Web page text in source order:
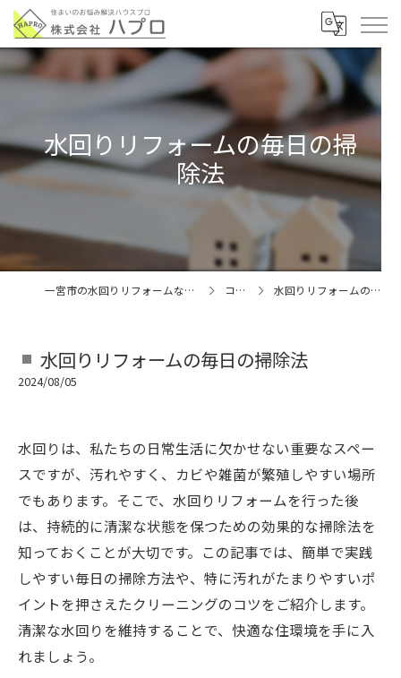
水回りリフォームの毎日の掃
除法
一宮市の水回りリフォームなら株式会社ハプロ コラム 水回りリフォームの毎日の掃除法
水回りリフォームの毎日の掃除法
2024/08/05
水回りは、私たちの日常生活に欠かせない重要なスペー
スですが、汚れやすく、カビや雑菌が繁殖しやすい場所
でもあります。そこで、水回りリフォームを行った後
は、持続的に清潔な状態を保つための効果的な掃除法を
知っておくことが大切です。この記事では、簡単で実践
しやすい毎日の掃除方法や、特に汚れがたまりやすいポ
イントを押さえたクリーニングのコツをご紹介します。
清潔な水回りを維持することで、快適な住環境を手に入
れましょう。